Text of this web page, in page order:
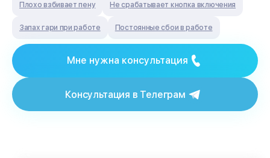
Плохо взбивает пену Не срабатывает кнопка включения
Запах гари при работе Постоянные сбои в работе
Мне нужна консультация
Консультация в Телеграм